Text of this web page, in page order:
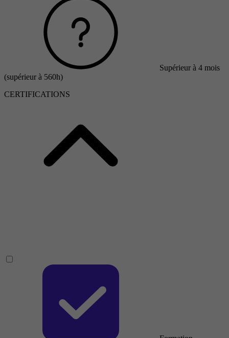
Supérieur à 4 mois
(supérieur à 560h)
CERTIFICATIONS